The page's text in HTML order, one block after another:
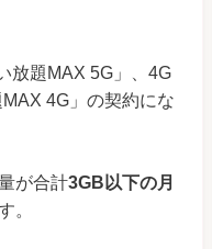
放題MAX 5G」、4G
4G」の契約にな
が合計3GB以下の月
。